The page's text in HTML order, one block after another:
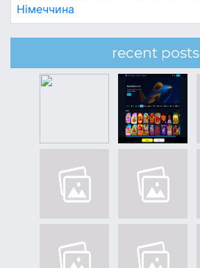
Німеччина
recent posts